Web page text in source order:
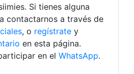
Si tienes alguna
contactarnos a través de
, o regístrate y
en esta página.
en el WhatsApp.